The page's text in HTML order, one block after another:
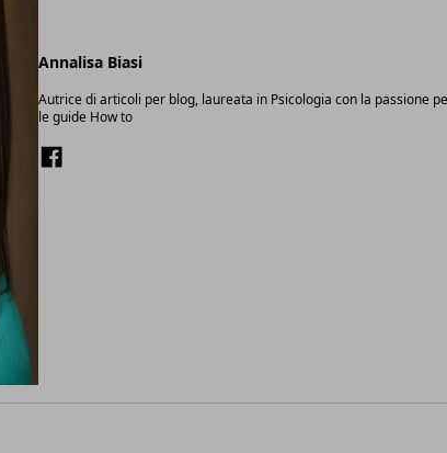
Annalisa Biasi
Autrice di articoli per blog, laureata in Psicologia con la passione
le guide How to